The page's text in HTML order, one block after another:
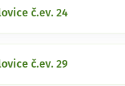
č.ev. 24
č.ev. 29